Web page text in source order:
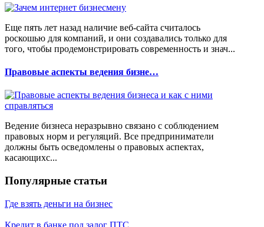
Еще пять лет назад наличие веб-сайта считалось
роскошью для компаний, и они создавались только для
того, чтобы продемонстрировать современность и знач...
Правовые аспекты ведения бизне…
Ведение бизнеса неразрывно связано с соблюдением
правовых норм и регуляций. Все предприниматели
должны быть осведомлены о правовых аспектах,
касающихс...
Популярные статьи
Где взять деньги на бизнес
Кредит в банке под залог ПТС